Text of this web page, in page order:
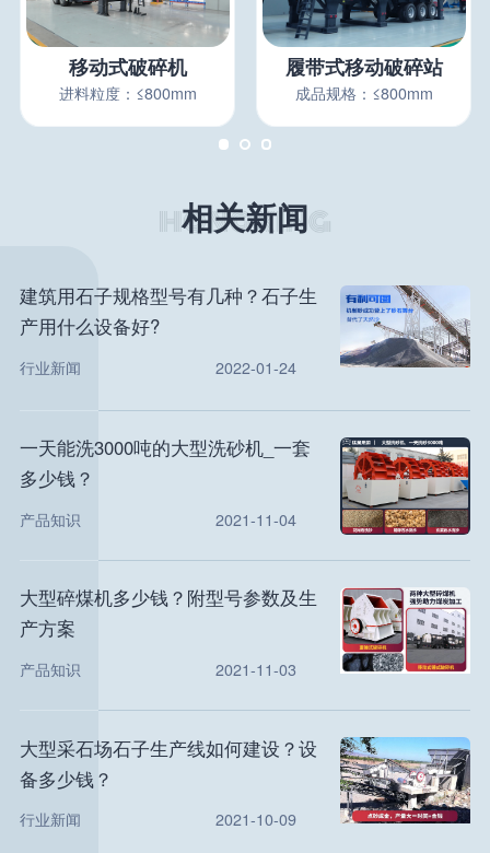
移动式破碎机
进料粒度：≤800mm
履带式移动破碎站
成品规格：≤800mm
相关新闻
建筑用石子规格型号有几种？石子生
产用什么设备好?
行业新闻 2022-01-24
一天能洗3000吨的大型洗砂机_一套
多少钱？
产品知识 2021-11-04
大型碎煤机多少钱？附型号参数及生
产方案
产品知识 2021-11-03
大型采石场石子生产线如何建设？设
备多少钱？
行业新闻 2021-10-09